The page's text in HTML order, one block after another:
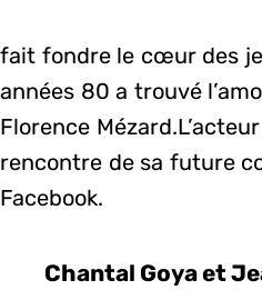
fait fondre le cœur des
années 80 a trouvé
Florence
rencontre de sa future
Facebook.
Chantal Goya et